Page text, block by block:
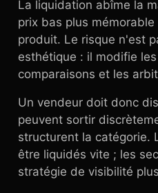
La liquidation abîme la
prix bas plus
produit. Le risque n'est
esthétique : il modifie
comparaisons et les
Un vendeur doit donc
peuvent sortir
structurent la catégorie.
être liquidés vite ; les
stratégie de visibilité